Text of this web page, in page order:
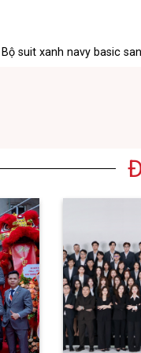
Bộ suit xanh navy basic